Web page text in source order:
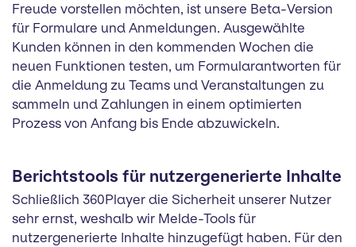
Freude vorstellen möchten, ist unsere Beta-Version
für Formulare und Anmeldungen. Ausgewählte
Kunden können in den kommenden Wochen die
neuen Funktionen testen, um Formularantworten für
die Anmeldung zu Teams und Veranstaltungen zu
sammeln und Zahlungen in einem optimierten
Prozess von Anfang bis Ende abzuwickeln.
Berichtstools für nutzergenerierte Inhalte
Schließlich 360Player die Sicherheit unserer Nutzer
sehr ernst, weshalb wir Melde-Tools für
nutzergenerierte Inhalte hinzugefügt haben. Für den